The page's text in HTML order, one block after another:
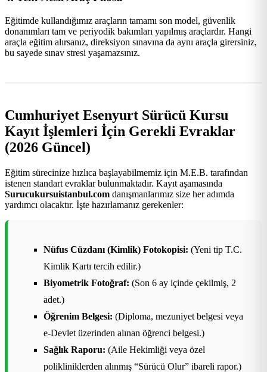
Eğitimde kullandığımız araçların tamamı son model, güvenlik
donanımları tam ve periyodik bakımları yapılmış araçlardır. Hangi
araçla eğitim alırsanız, direksiyon sınavına da aynı araçla girersiniz,
bu sayede sınav stresi yaşamazsınız.
Cumhuriyet Esenyurt Sürücü Kursu
Kayıt İşlemleri İçin Gerekli Evraklar
(2026 Güncel)
Eğitim sürecinize hızlıca başlayabilmemiz için M.E.B. tarafından
istenen standart evraklar bulunmaktadır. Kayıt aşamasında
Surucukursuistanbul.com danışmanlarımız size her adımda
yardımcı olacaktır. İşte hazırlamanız gerekenler:
Nüfus Cüzdanı (Kimlik) Fotokopisi: (Yeni tip T.C.
Kimlik Kartı tercih edilir.)
Biyometrik Fotoğraf: (Son 6 ay içinde çekilmiş, 2
adet.)
Öğrenim Belgesi: (Diploma, mezuniyet belgesi veya
e-Devlet üzerinden alınan öğrenci belgesi.)
Sağlık Raporu: (Aile Hekimliği veya özel
polikliniklerden alınmış “Sürücü Olur” ibareli rapor.)